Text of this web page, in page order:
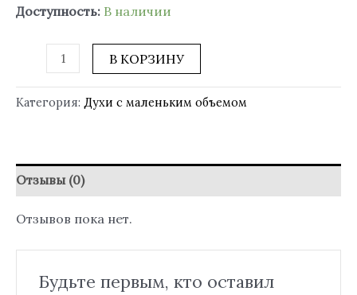
Доступность: В наличии
В КОРЗИНУ
Категория: Духи с маленьким объемом
Отзывы (0)
Отзывов пока нет.
Будьте первым, кто оставил